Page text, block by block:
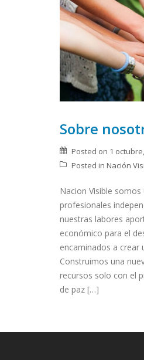
Sobre
Posted on 1
Posted in Nación
Nacion Visible
profesionales
nuestras labores
económico para el
encaminados a crear
Construimos una
recursos solo con el
de paz […]